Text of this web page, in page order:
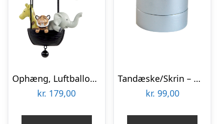
Ophæng, Luftballon, Noahs Ark
kr. 179,00
Tandæske/Skrin – Den Standhaftige Tinsoldat
kr. 99,00